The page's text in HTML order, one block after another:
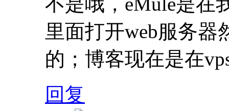
里面打开web服务器
的；博客现在是在
回复